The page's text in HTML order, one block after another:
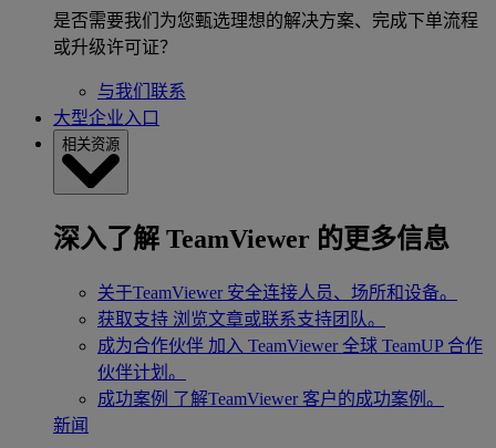
是否需要我们为您甄选理想的解决方案、完成下单流程
或升级许可证？
与我们联系
大型企业入口
相关资源
深入了解 TeamViewer 的更多信息
关于TeamViewer 安全连接人员、场所和设备。
获取支持 浏览文章或联系支持团队。
成为合作伙伴 加入 TeamViewer 全球 TeamUP 合作
伙伴计划。
成功案例 了解TeamViewer 客户的成功案例。
新闻